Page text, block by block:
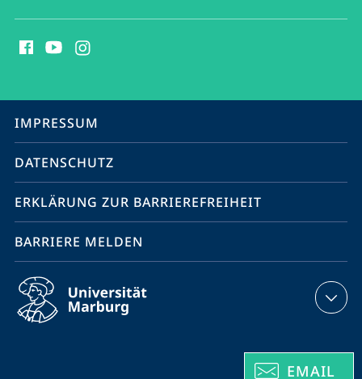
EMAIL
Media
Service-
Navigation
IMPRESSUM
DATENSCHUTZ
ERKLÄRUNG ZUR BARRIEREFREIHEIT
BARRIERE MELDEN